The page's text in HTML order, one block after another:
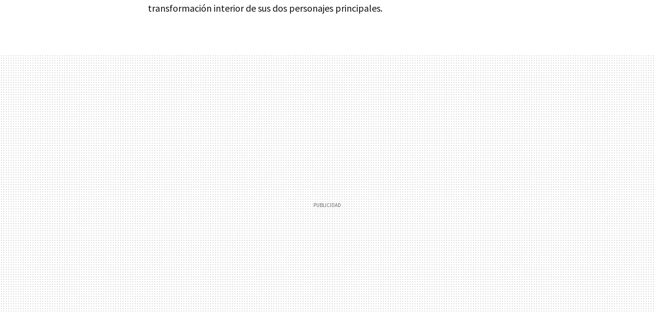
transformación interior de sus dos personajes principales.